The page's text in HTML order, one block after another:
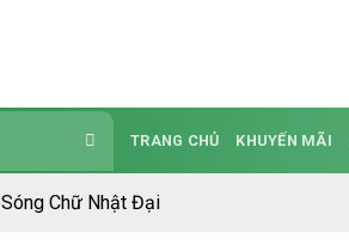
TRANG CHỦ KHUYẾN MÃI
Sóng Chữ Nhật Đại